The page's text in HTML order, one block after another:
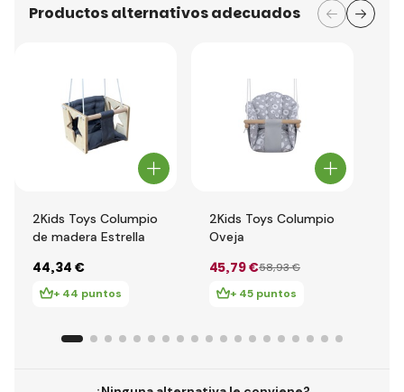
Productos alternativos adecuados
2Kids Toys Columpio
de madera Estrella
44,34 €
+ 44 puntos
2Kids Toys Columpio
Oveja
45,79 €58,93 €
+ 45 puntos